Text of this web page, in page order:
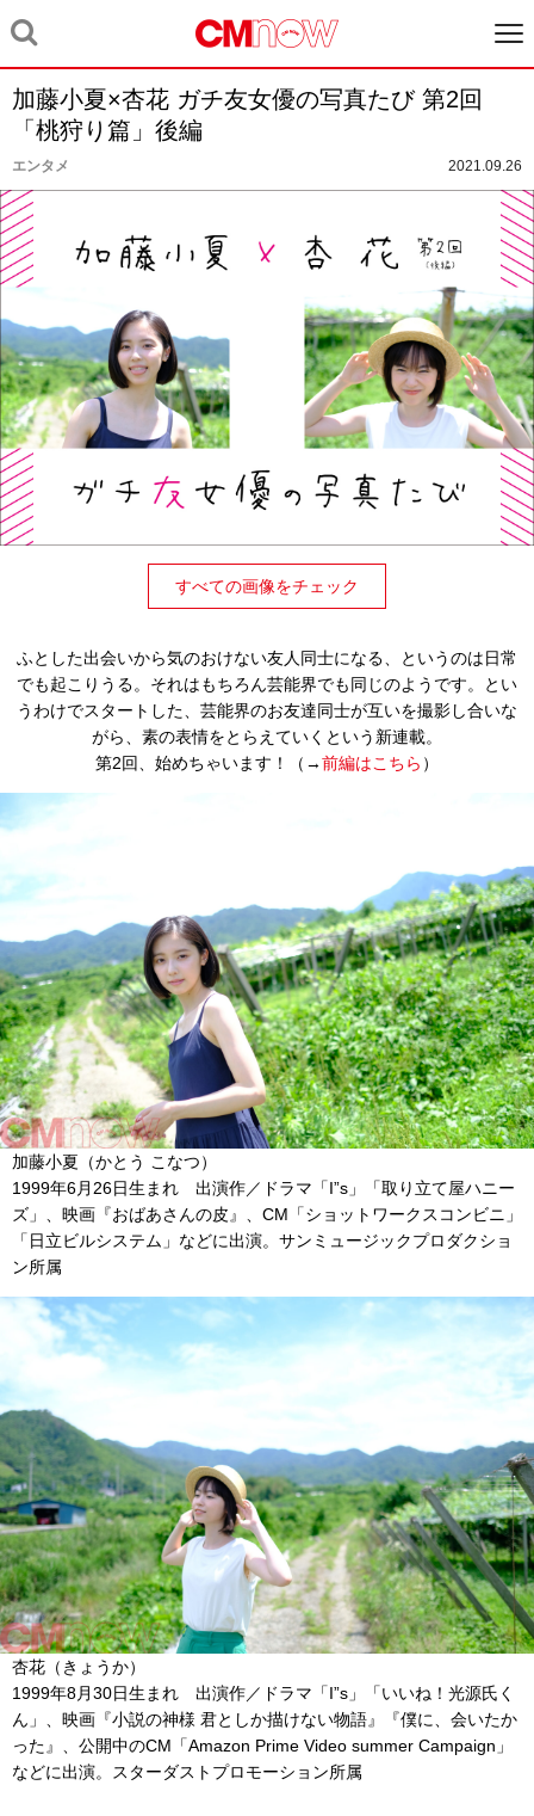
加藤小夏×杏花 ガチ友女優の写真たび 第2回
「桃狩り篇」後編
エンタメ 2021.09.26
すべての画像をチェック
ふとした出会いから気のおけない友人同士になる、というのは日常
でも起こりうる。それはもちろん芸能界でも同じのようです。とい
うわけでスタートした、芸能界のお友達同士が互いを撮影し合いな
がら、素の表情をとらえていくという新連載。
第2回、始めちゃいます！（→前編はこちら ）
加藤小夏（かとう こなつ）
1999年6月26日生まれ 出演作／ドラマ「I”s 」「取り立て屋ハニー
ズ」、映画『おばあさんの皮』、 CM 「ショットワークスコンビニ」
「日立ビルシステム」などに出演。サンミュージックプロダクショ
ン所属
杏花（きょうか）
1999年8月30日生まれ 出演作／ドラマ「I”s 」「いいね！光源氏く
ん」、映画『小説の神様 君としか描けない物語』『僕に、会いたか
った』、公開中のCM 「Amazon Prime Video summer Campaign 」
などに出演。スターダストプロモーション所属